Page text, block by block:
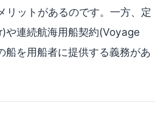
リットがあるのです。一方、定
連続航海用船契約(Voyage
を用船者に提供する義務があ